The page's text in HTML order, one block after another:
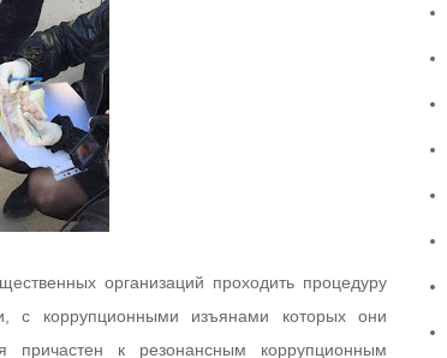
организаций проходить процедуру
с коррупционными изъянами которых они
причастен к резонансным коррупционным